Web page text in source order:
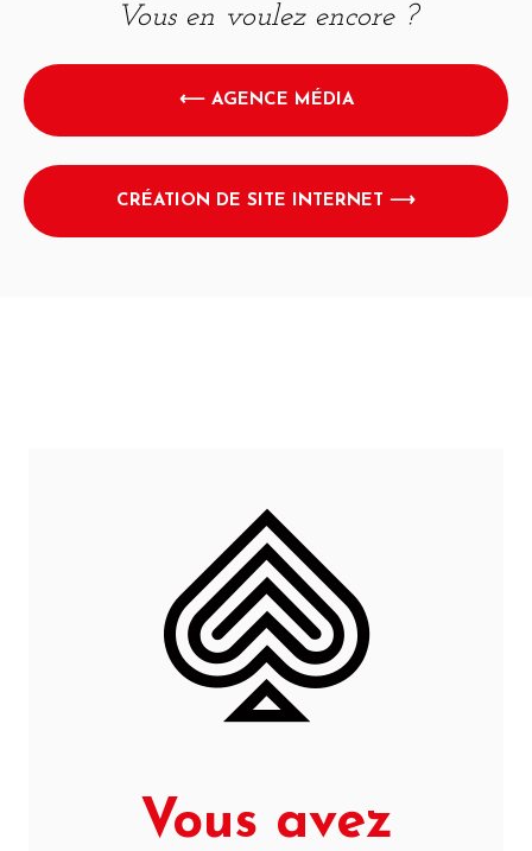
Vous en voulez encore ?
⟵ AGENCE MÉDIA
CRÉATION DE SITE INTERNET ⟶
Vous avez